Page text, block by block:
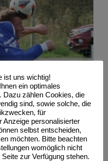
ist uns wichtig!
ein optimales
Dazu zählen Cookies, die
sind, sowie solche, die
für
Anzeige personalisierter
selbst entscheiden,
möchten. Bitte beachten
womöglich nicht
zur Verfügung stehen.